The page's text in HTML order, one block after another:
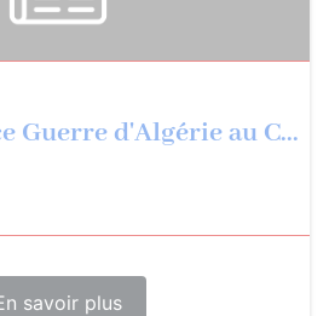
Guerre d'Algérie au C...
savoir plus